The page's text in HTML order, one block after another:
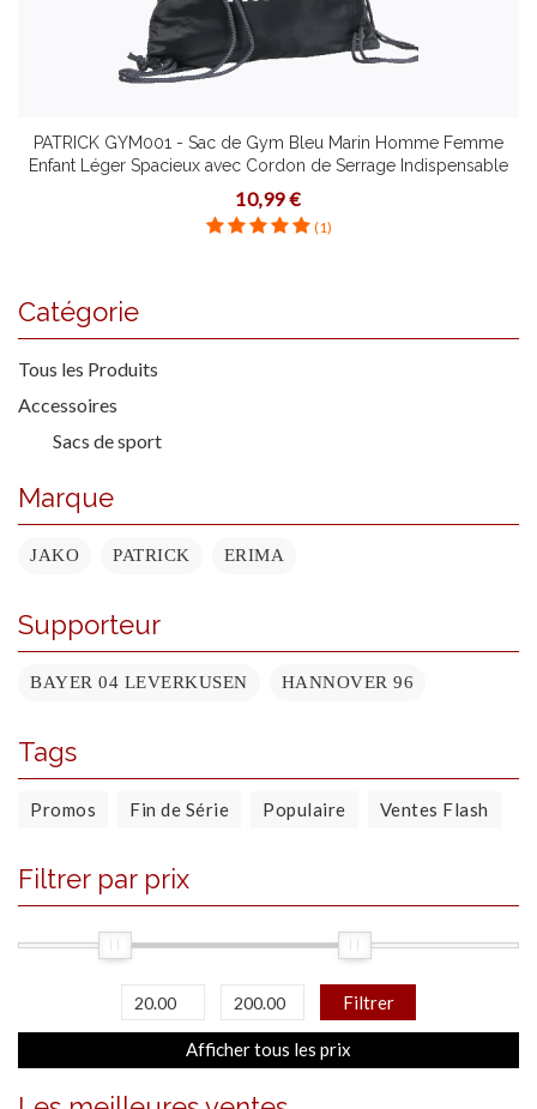
PATRICK GYM001 - Sac de Gym Bleu Marin Homme Femme
Enfant Léger Spacieux avec Cordon de Serrage Indispensable
Pour le Sport
10,99 €
(1)
Catégorie
Tous les Produits
Accessoires
Sacs de sport
Marque
JAKO PATRICK ERIMA
Supporteur
BAYER 04 LEVERKUSEN HANNOVER 96
Tags
Promos Fin de Série Populaire Ventes Flash
Filtrer par prix
Filtrer
Afficher tous les prix